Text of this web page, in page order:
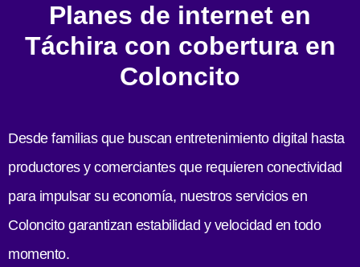
Planes de internet en
Táchira con cobertura en
Coloncito
Desde familias que buscan entretenimiento digital hasta
productores y comerciantes que requieren conectividad
para impulsar su economía, nuestros servicios en
Coloncito garantizan estabilidad y velocidad en todo
momento.